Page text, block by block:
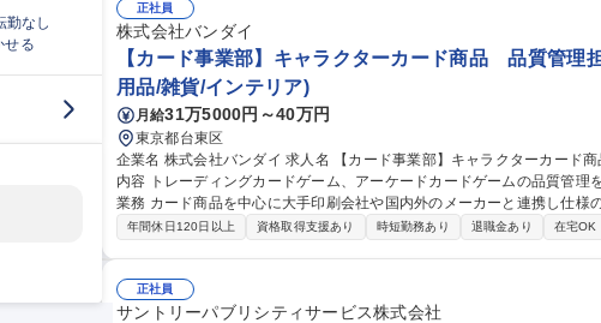
勤なし
せる
正社員
株式会社バンダイ
【カード事業部】キャラクターカード商品 品質管理
用品/雑貨/インテリア)
月給31万5000円～40万円
東京都台東区
企業名 株式会社バンダイ 求人名 【カード事業部】キャラクターカード商品 品質管理担当★シェア拡大中 仕事の
内容 トレーディングカードゲーム、アーケードカードゲームの品質管理を担当いただき
業務 カード商品を中心に大手印刷会社や国内外のメーカーと連携し仕様
向上、持続性向上に向けた各種取組み 募集職種 【カード事業部】キャラクターカード商品 品質管理担当★シェア
年間休日120日以上 資格取得支援あり 時短勤務あり 退職金あり 在宅OK
正社員
サントリーパブリシティサービス株式会社